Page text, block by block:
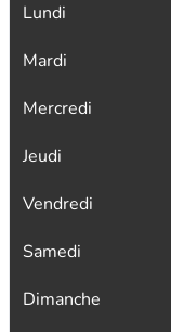
Lundi
Mardi
Mercredi
Jeudi
Vendredi
Samedi
Dimanche